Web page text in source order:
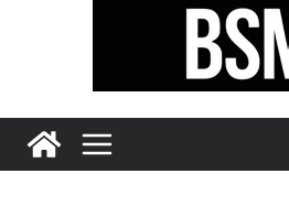
sua
Mente